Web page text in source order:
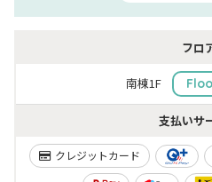
フロ
南棟1F
支払いサ
クレジットカード